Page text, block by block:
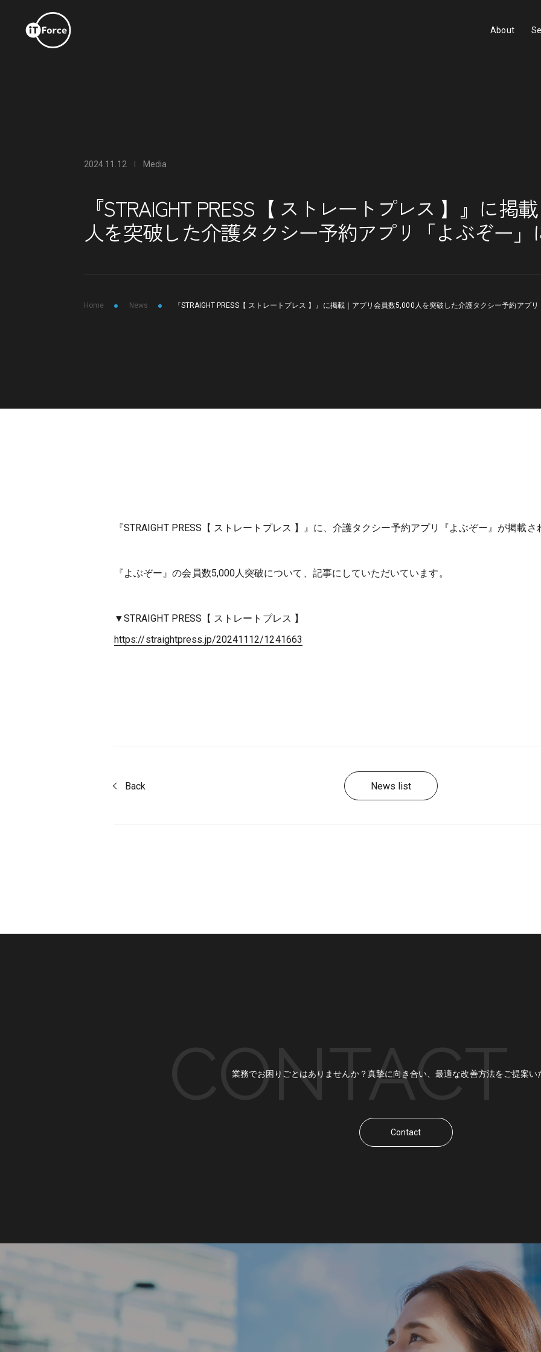
About
2024.11.12 Media
『STRAIGHT PRESS【 ストレートプレス 】』に掲
人を突破した介護タクシー予約アプリ「よぶぞー」
Home News 『STRAIGHT PRESS【 ストレートプレス 】』に掲載｜アプリ会員数5,000人を突破した介護タクシー予約アプ
『STRAIGHT PRESS【 ストレートプレス 】』に、介護タクシー予約アプリ『よぶぞー』が掲載さ
『よぶぞー』の会員数5,000人突破について、記事にしていただいています。
▼STRAIGHT PRESS【 ストレートプレス 】
https://straightpress.jp/20241112/1241663
Back News list
業務でお困りごとはありませんか？真摯に向き合い、最適な改善方法をご提案い
CONTACT
Contact